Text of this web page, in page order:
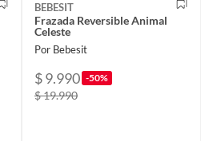
BEBESIT
Frazada Reversible Animal
Celeste
Por Bebesit
$ 9.990 -50%
$ 19.990